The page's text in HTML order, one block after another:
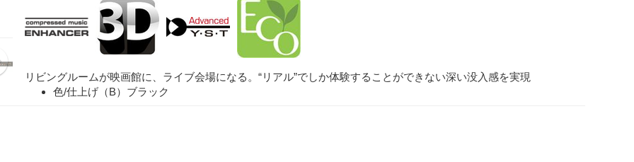
リビングルームが映画館に、ライブ会場になる。“リアル”でしか体験することができない深い没入感を実現
色/仕上げ（B）ブラック